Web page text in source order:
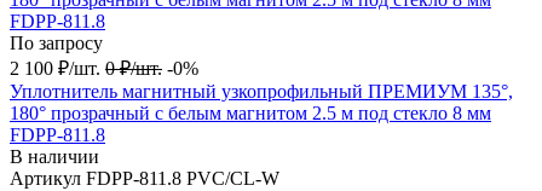
По запросу
2 100 ₽/шт. 0 ₽/шт. -0%
Уплотнитель магнитный узкопрофильный ПРЕМИУМ 135°,
180° прозрачный с белым магнитом 2.5 м под стекло 8 мм
FDPP-811.8
В наличии
Артикул FDPP-811.8 PVC/CL-W